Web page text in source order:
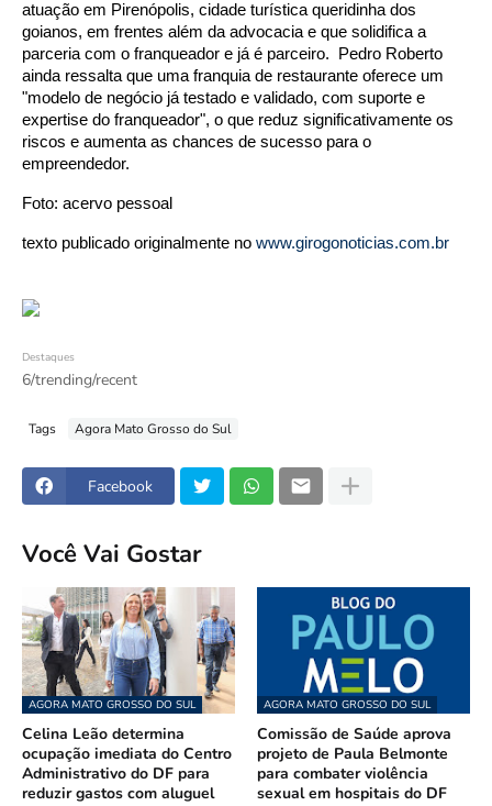
atuação em Pirenópolis, cidade turística queridinha dos
goianos, em frentes além da advocacia e que solidifica a
parceria com o franqueador e já é parceiro. Pedro Roberto
ainda ressalta que uma franquia de restaurante oferece um
"modelo de negócio já testado e validado, com suporte e
expertise do franqueador", o que reduz significativamente os
riscos e aumenta as chances de sucesso para o
empreendedor.
Foto: acervo pessoal
texto publicado originalmente no www.girogonoticias.com.br
Destaques
6/trending/recent
Tags Agora Mato Grosso do Sul
Facebook
Você Vai Gostar
AGORA MATO GROSSO DO SUL
Celina Leão determina
ocupação imediata do Centro
Administrativo do DF para
reduzir gastos com aluguel
AGORA MATO GROSSO DO SUL
Comissão de Saúde aprova
projeto de Paula Belmonte
para combater violência
sexual em hospitais do DF